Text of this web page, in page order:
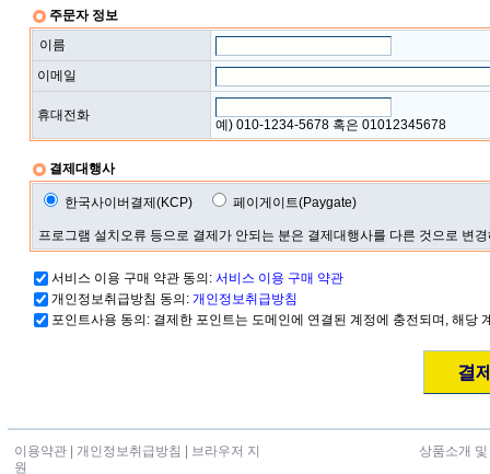
주문자 정보
이름
이메일
휴대전화
예) 010-1234-5678 혹은 01012345678
결제대행사
한국사이버결제(KCP) 페이게이트(Paygate)
프로그램 설치오류 등으로 결제가 안되는 분은 결제대행사를 다른 것으로 변
서비스 이용 구매 약관 동의: 서비스 이용 구매 약관
개인정보취급방침 동의: 개인정보취급방침
포인트사용 동의: 결제한 포인트는 도메인에 연결된 계정에 충전되며, 해당
이용약관 개인정보취급방침
브라우저 지
원
상품소개